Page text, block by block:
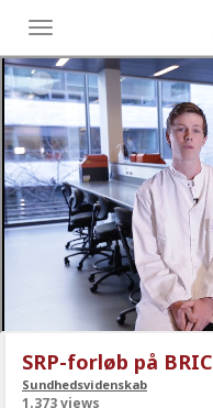
Toggle
menu
SRP-forløb på BRIC
Sundhedsvidenskab
1.373 views